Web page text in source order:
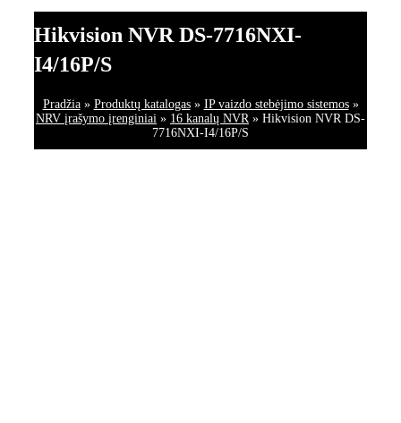
Hikvision NVR DS-7716NXI-
I4/16P/S
Pradžia» Produktų katalogas» IP vaizdo stebėjimo sistemos»
NRV įrašymo įrenginiai » 16 kanalų NVR» Hikvision NVR DS-
7716NXI-I4/16P/S